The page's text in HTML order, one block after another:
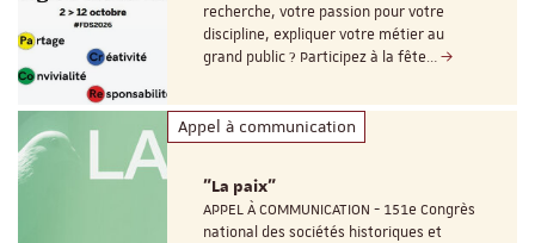
recherche, votre passion pour votre
discipline, expliquer votre métier au
grand public ? Participez à la fête…
Appel à communication
"La paix"
APPEL À COMMUNICATION - 151e Congrès
national des sociétés historiques et